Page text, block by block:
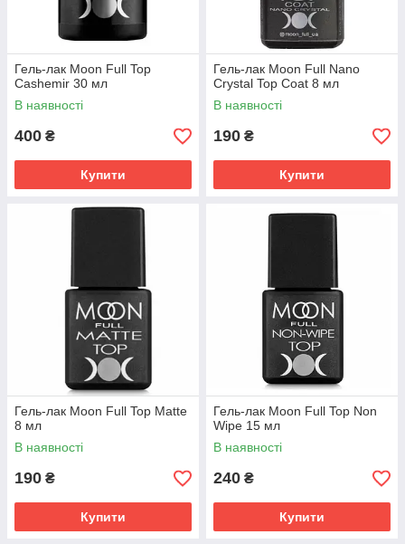
Гель-лак Moon Full Top
Cashemir 30 мл
В наявності
400 ₴
Купити
Гель-лак Moon Full Nano
Crystal Top Coat 8 мл
В наявності
190 ₴
Купити
Гель-лак Moon Full Top Matte
8 мл
В наявності
190 ₴
Купити
Гель-лак Moon Full Top Non
Wipe 15 мл
В наявності
240 ₴
Купити